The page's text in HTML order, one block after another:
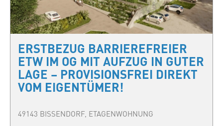
ERSTBEZUG BARRIEREFREIER
ETW IM OG MIT AUFZUG IN GUTER
LAGE – PROVISIONSFREI DIREKT
VOM EIGENTÜMER!
49143 BISSENDORF, ETAGENWOHNUNG